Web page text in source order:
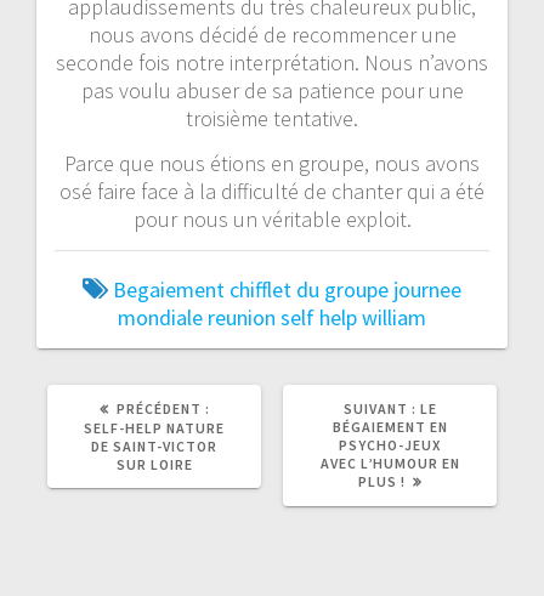
applaudissements du très chaleureux public,
nous avons décidé de recommencer une
seconde fois notre interprétation. Nous n’avons
pas voulu abuser de sa patience pour une
troisième tentative.
Parce que nous étions en groupe, nous avons
osé faire face à la difficulté de chanter qui a été
pour nous un véritable exploit.
Begaiement chifflet du groupe journee
mondiale reunion self helpwilliam
PRÉCÉDENT :
PRÉCÉDENT
:
SELF-HELP NATURE
DE SAINT-VICTOR
SUR LOIRE
SUIVANT : ARTICLE
SUIVANT
:
LE
BÉGAIEMENT EN
PSYCHO-JEUX
AVEC L’HUMOUR EN
PLUS !